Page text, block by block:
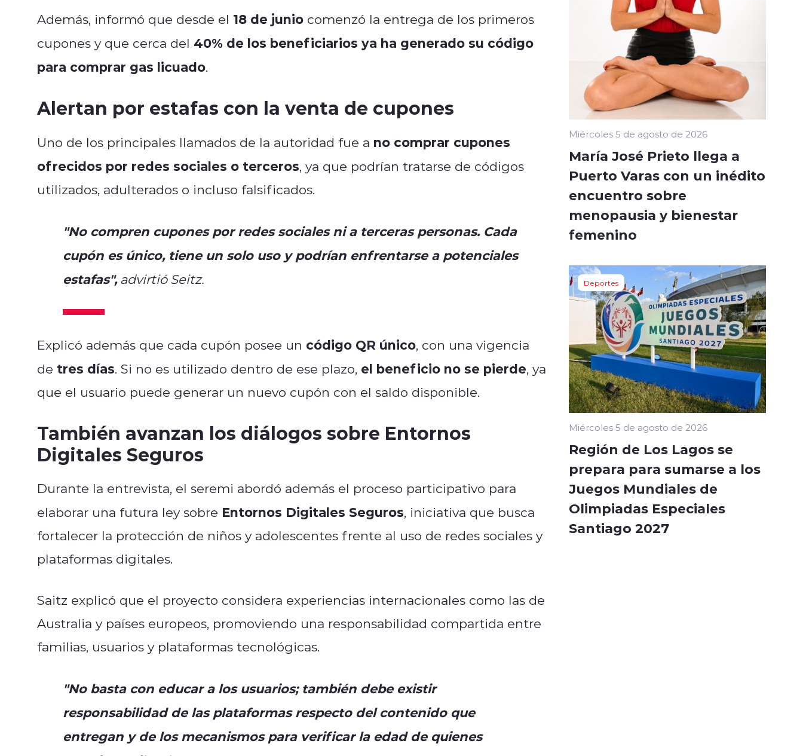
Además, informó que desde el 18 de junio comenzó la entrega de los primeros
cupones y que cerca del 40% de los beneficiarios ya ha generado su código
para comprar gas licuado.
Alertan por estafas con la venta de cupones
Uno de los principales llamados de la autoridad fue a no comprar cupones
ofrecidos por redes sociales o terceros, ya que podrían tratarse de códigos
utilizados, adulterados o incluso falsificados.
"No compren cupones por redes sociales ni a terceras personas. Cada
cupón es único, tiene un solo uso y podrían enfrentarse a potenciales
estafas",advirtió Seitz.
Explicó además que cada cupón posee un código QR único, con una vigencia
de tres días. Si no es utilizado dentro de ese plazo, el beneficio no se pierde, ya
que el usuario puede generar un nuevo cupón con el saldo disponible.
También avanzan los diálogos sobre Entornos
Digitales Seguros
Durante la entrevista, el seremi abordó además el proceso participativo para
elaborar una futura ley sobre Entornos Digitales Seguros, iniciativa que busca
fortalecer la protección de niños y adolescentes frente al uso de redes sociales y
plataformas digitales.
Saitz explicó que el proyecto considera experiencias internacionales como las de
Australia y países europeos, promoviendo una responsabilidad compartida entre
familias, usuarios y plataformas tecnológicas.
"No basta con educar a los usuarios; también debe existir
responsabilidad de las plataformas respecto del contenido que
entregan y de los mecanismos para verificar la edad de quienes
Miércoles 5 de agosto de 2026
María José Prieto llega a
Puerto Varas con un inédito
encuentro sobre
menopausia y bienestar
femenino
Deportes
Miércoles 5 de agosto de 2026
Región de Los Lagos se
prepara para sumarse a los
Juegos Mundiales de
Olimpiadas Especiales
Santiago 2027